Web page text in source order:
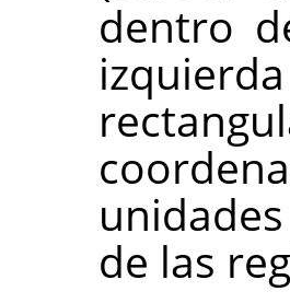
dentro
de las